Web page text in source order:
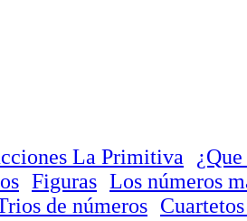
La Primitiva
Figuras Los números
de números